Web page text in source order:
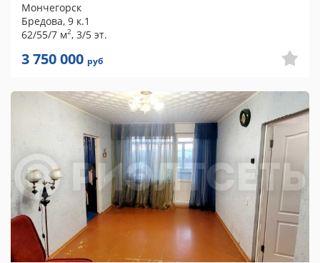
Мончегорск
Бредова, 9 к.1
62/55/7 м2, 3/5 эт.
3 750 000 руб